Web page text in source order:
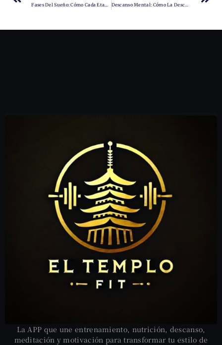
Fases Del Sueño: Cómo Cada Etapa Contribuye A La Recuperación Muscular Y Tu Rendimiento Descanso Mental: Cómo La Desconexión Y El Bienestar Mental Potencian Tus Resultados En El Gimnasio
La APP que une entrenamiento, nutrición, descanso,
meditación y motivación para transformar tu estilo de